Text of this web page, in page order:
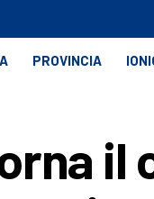
PROVINCIA
il